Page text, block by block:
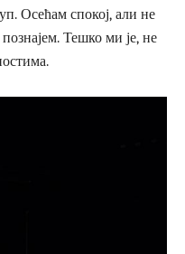
Осећам спокој, али не
Тешко ми је, не